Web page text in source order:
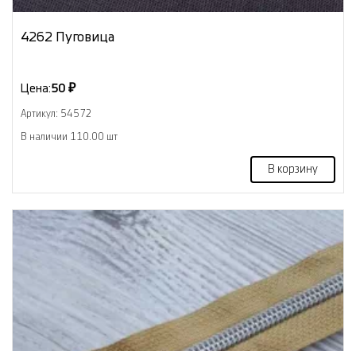
4262 Пуговица
Цена:50 ₽
Артикул: 54572
В наличии 110.00 шт
В корзину